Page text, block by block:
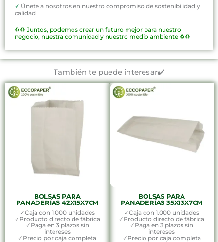
✓ Únete a nosotros en nuestro compromiso de sostenibilidad y
calidad.
♻️♻️ Juntos, podemos crear un futuro mejor para nuestro
negocio, nuestra comunidad y nuestro medio ambiente ♻️♻️
También te puede interesar✔️
BOLSAS PARA
PANADERÍAS 42X15X7CM
✓Caja con 1.000 unidades
✓Producto directo de fábrica
✓Paga en 3 plazos sin
intereses
✓Precio por caja completa
BOLSAS PARA
PANADERÍAS 35X13X7CM
✓Caja con 1.000 unidades
✓Producto directo de fábrica
✓Paga en 3 plazos sin
intereses
✓Precio por caja completa